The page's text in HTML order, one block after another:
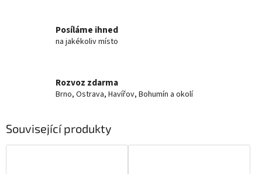
Posíláme ihned
na jakékoliv místo
Rozvoz zdarma
Brno, Ostrava, Havířov, Bohumín a okolí
Související produkty